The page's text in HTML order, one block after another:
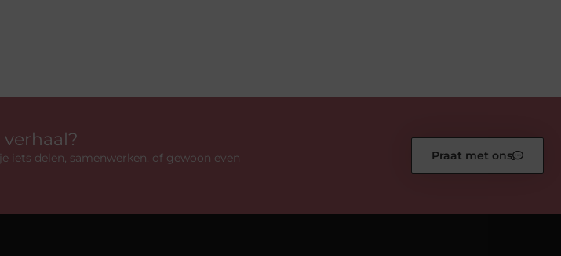
iets delen, samenwerken, of gewoon even
Praat met ons